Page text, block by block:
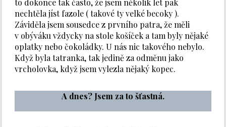
to dokonce tak často, že jsem několik let pak
nechtěla jíst fazole ( takové ty velké becoky ).
Záviděla jsem sousedce z prvního patra, že měli
v obýváku vždycky na stole košíček a tam byly nějaké
oplatky nebo čokoládky. U nás nic takového nebylo.
Když byla tatranka, tak jedině za odměnu jako
vrcholovka, když jsem vylezla nějaký kopec.
A dnes? Jsem za to šťastná.